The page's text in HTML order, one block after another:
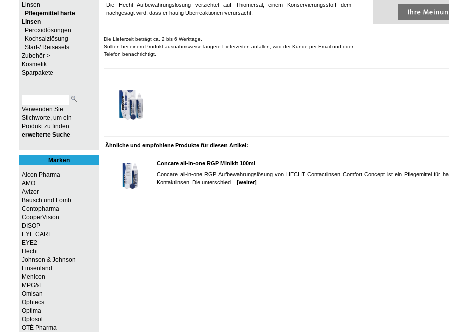
Linsen
Pflegemittel harte
Linsen
Peroxidlösungen
Kochsalzlösung
Start-/ Reisesets
Zubehör->
Kosmetik
Sparpakete
Verwenden Sie
Stichworte, um ein
Produkt zu finden.
erweiterte Suche
Marken
Alcon Pharma
AMO
Avizor
Bausch und Lomb
Contopharma
CooperVision
DISOP
EYE CARE
EYE2
Hecht
Johnson & Johnson
Linsenland
Menicon
MPG&E
Omisan
Ophtecs
Optima
Optosol
OTÉ Pharma
Die Hecht Aufbewahrungslösung verzichtet auf Thiomersal, einem Konservierungsstoff dem
nachgesagt wird, dass er häufig Überreaktionen verursacht.
Die Lieferzeit beträgt ca. 2 bis 6 Werktage.
Sollten bei einem Produkt ausnahmsweise längere Lieferzeiten anfallen, wird der Kunde per Email und oder
Telefon benachrichtigt.
Ähnliche und empfohlene Produkte für diesen Artikel:
Concare all-in-one RGP Minikit 100ml
Concare all-in-one RGP Aufbewahrungslösung von HECHT Contactlinsen Comfort Concept ist ein Pflegemittel für
Kontaktlinsen. Die unterschied... [weiter]